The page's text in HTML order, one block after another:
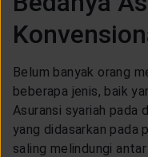
Belum banyak orang
beberapa jenis, baik
Asuransi syariah pada
yang didasarkan pada
saling melindungi
ARTICLE & NEWS
ABOUT GENERALI
EVENTS